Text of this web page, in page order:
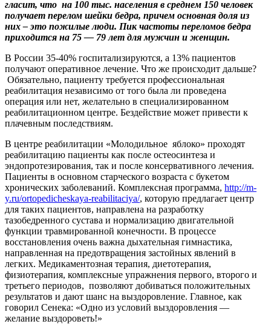
гласит, что на 100 тыс. населения в среднем 150 человек
получает перелом шейки бедра, причем основная доля из
них – это пожилые люди. Пик частоты переломов бедра
приходится на 75 — 79 лет для мужчин и женщин.
В России 35-40% госпитализируются, а 13% пациентов
получают оперативное лечение. Что же происходит дальше?
Обязательно, пациенту требуется профессиональная
реабилитация независимо от того была ли проведена
операция или нет, желательно в специализированном
реабилитационном центре. Бездействие может привести к
плачевным последствиям.
В центре реабилитации «Молодильное яблоко» проходят
реабилитацию пациенты как после остеосинтеза и
эндопротезирования, так и после консервативного лечения.
Пациенты в основном старческого возраста с букетом
хронических заболеваний. Комплексная программа, http://m-
y.ru/ortopedicheskaya-reabilitaciya/, которую предлагает центр
для таких пациентов, направлена на разработку
тазобедренного сустава и нормализацию двигательной
функции травмированной конечности. В процессе
восстановления очень важна дыхательная гимнастика,
направленная на предотвращения застойных явлений в
легких. Медикаментозная терапия, диетотерапия,
физиотерапия, комплексные упражнения первого, второго и
третьего периодов, позволяют добиваться положительных
результатов и дают шанс на выздоровление. Главное, как
говорил Сенека: «Одно из условий выздоровления —
желание выздороветь!»